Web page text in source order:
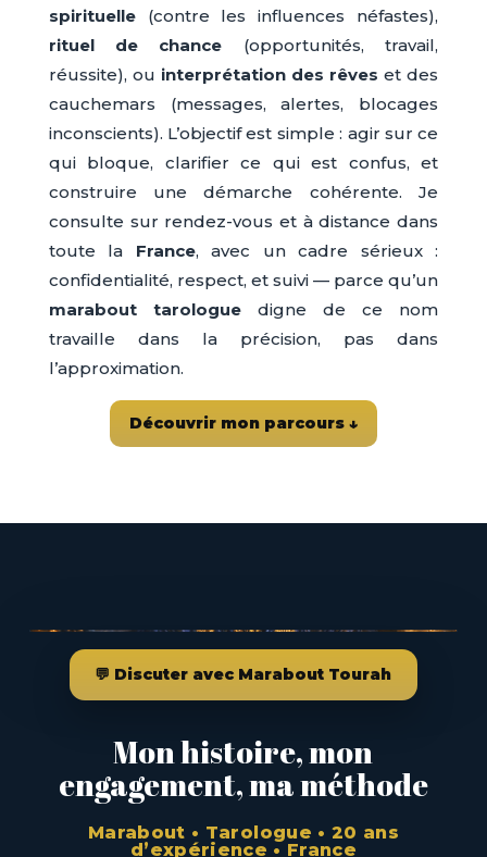
spirituelle(contre les influences néfastes),
rituel de chance (opportunités, travail,
réussite), ou interprétation des rêves et des
cauchemars (messages, alertes, blocages
inconscients). L’objectif est simple : agir sur ce
qui bloque, clarifier ce qui est confus, et
construire une démarche cohérente. Je
consulte sur rendez-vous et à distance dans
toute la France, avec un cadre sérieux :
confidentialité, respect, et suivi — parce qu’un
marabout tarologuedigne de ce nom
travaille dans la précision, pas dans
l’approximation.
Découvrir mon parcours ↓
💬 Discuter avec Marabout Tourah
Mon histoire, mon
engagement, ma méthode
Marabout • Tarologue • 20 ans
d’expérience • France